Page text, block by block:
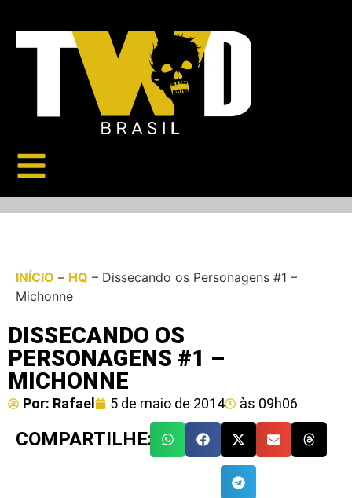
INÍCIO – HQ – Dissecando os Personagens #1 –
Michonne
DISSECANDO OS
PERSONAGENS #1 –
MICHONNE
Por: Rafael 5 de maio de 2014 às 09h06
COMPARTILHE: